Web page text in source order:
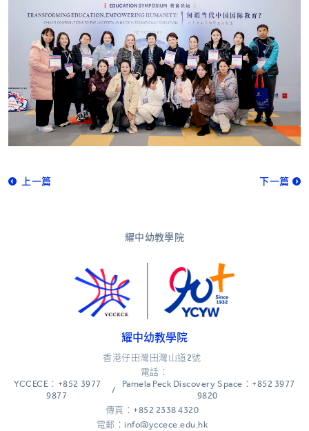
上一篇 下一篇
耀中幼教學院
耀中幼教學院
香港仔田灣田灣山道2號
電話：
YCCECE：+852 3977
9877
/
Pamela Peck Discovery Space：+852 3977
9820
傳真：+852 2338 4320
電郵：info@yccece.edu.hk